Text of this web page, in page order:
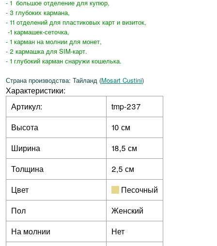
- 1 большое отделение для купюр,
- 3 глубоких кармана,
- 11 отделений для пластиковых карт и визиток,
-1 кармашек-сеточка,
- 1 карман на молнии для монет,
- 2 кармашка для SIM-карт.
- 1 глубокий карман снаружи кошелька.
Страна производства: Тайланд (Mosart Custini)
Характеристики:
Артикул:
tmp-237
Высота
10 см
Ширина
18,5 см
Толщина
2,5 см
Цвет
Песочный
Пол
Женский
На молнии
Нет